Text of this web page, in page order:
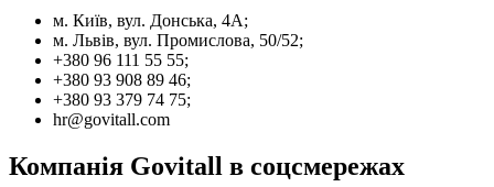
м. Київ, вул. Донська, 4А;
м. Львів, вул. Промислова, 50/52;
+380 96 111 55 55;
+380 93 908 89 46;
+380 93 379 74 75;
hr@govitall.com
Компанія Govitall в соцсмережах